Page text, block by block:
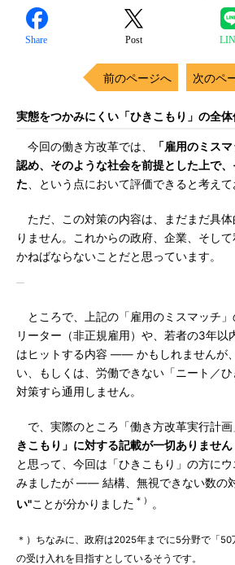
Share Post
前のページへ 次のペ
実態をつかみにくい「ひきこもり」の全体
今回の働き方改革では、
「雇用のミス
認め、そのような社会を前提とした上で
た 、という点において評価できると考えて
ただ、この対策の内容は、まだまだ具体
りません。これからの政府、企業、そし
かねばならないことだと思っています。
ところで、上記の「雇用のミスマッチ」
リーター（非正規雇用）や、若者の3年以
はヒットする内容 ―― かもしれませんが
い、もしくは、労働できない「ニート／
対策すら通用しません。
で、実際のところ「働き方改革実行計画
きこもり」に対する記載が一切ありません
と思って、今回は「ひきこもり」の方に
みましたが ―― 結構、無視できない数の
い"ことが分かりました ＊） 。
＊）ちなみに、政府は2025年までに5分野で「
の受け入れを目指すとしているそうです。